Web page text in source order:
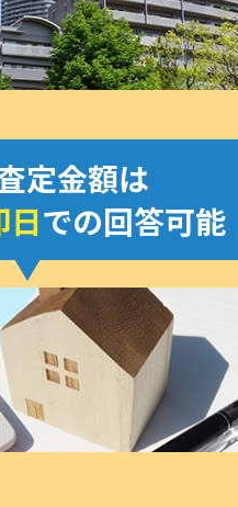
定金額は
日での回答可能